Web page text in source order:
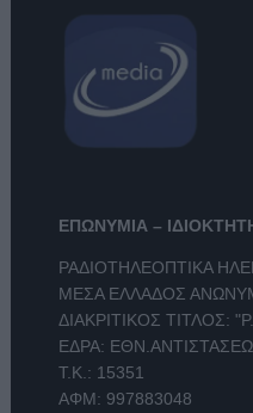
ΕΠΩΝΥΜΙΑ –
ΡΑΔΙΟΤΗΛΕΟΠΤΙΚΑ
ΜΕΣΑ ΕΛΛΑΔΟΣ
ΔΙΑΚΡΙΤΙΚΟΣ ΤΙΤΛΟΣ:
ΕΔΡΑ:
Τ.Κ.: 15351
ΑΦΜ: 997883048